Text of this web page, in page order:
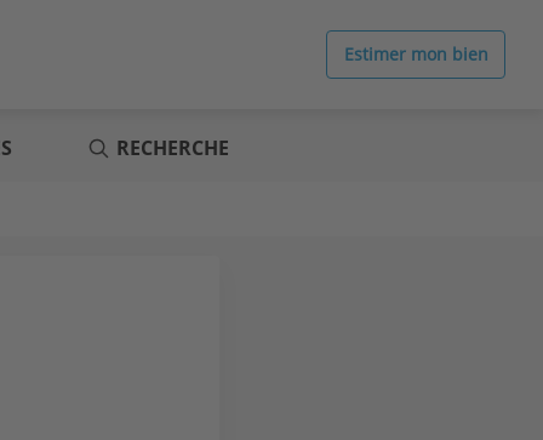
Estimer mon bien
RECHERCHE